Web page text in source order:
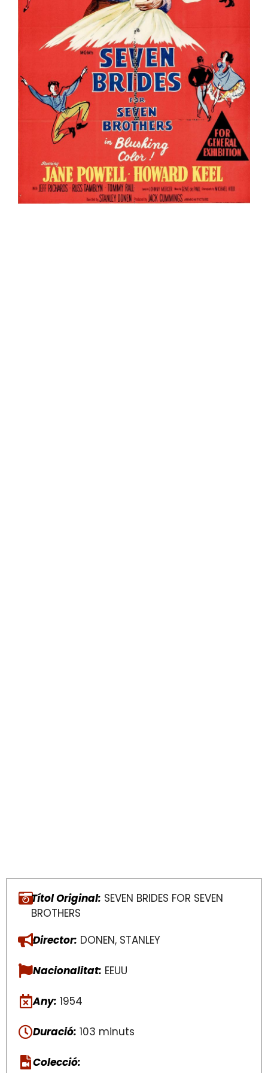
Títol Original: SEVEN BRIDES FOR SEVEN
BROTHERS
Director: DONEN, STANLEY
Nacionalitat: EEUU
Any: 1954
Duració: 103 minuts
Colecció: